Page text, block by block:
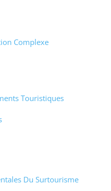
Complexe
Touristiques
Du Surtourisme